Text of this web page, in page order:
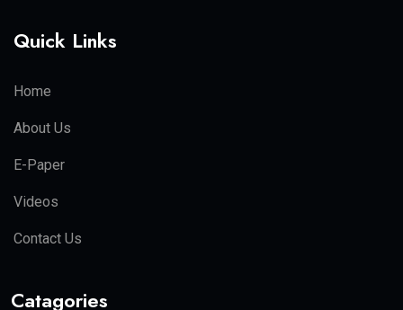
Quick Links
Home
About Us
E-Paper
Videos
Contact Us
Catagories